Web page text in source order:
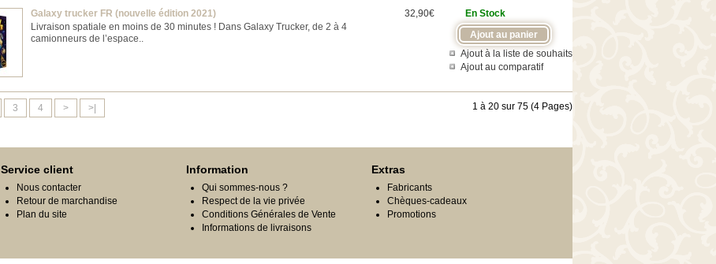
En Stock
Ajout à la liste de souhaits
Ajout au comparatif
32,90€
Galaxy trucker FR (nouvelle édition 2021)
Livraison spatiale en moins de 30 minutes ! Dans Galaxy Trucker, de 2 à 4
camionneurs de l’espace..
3 4 > >| 1 à 20 sur 75 (4 Pages)
Service client
Nous contacter
Retour de marchandise
Plan du site
Information
Qui sommes-nous ?
Respect de la vie privée
Conditions Générales de Vente
Informations de livraisons
Extras
Fabricants
Chèques-cadeaux
Promotions